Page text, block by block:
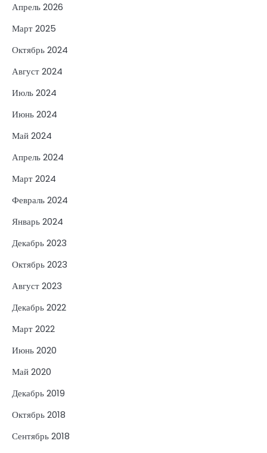
Апрель 2026
Март 2025
Октябрь 2024
Август 2024
Июль 2024
Июнь 2024
Май 2024
Апрель 2024
Март 2024
Февраль 2024
Январь 2024
Декабрь 2023
Октябрь 2023
Август 2023
Декабрь 2022
Март 2022
Июнь 2020
Май 2020
Декабрь 2019
Октябрь 2018
Сентябрь 2018